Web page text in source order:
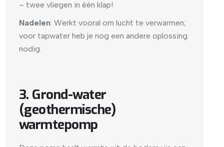
– twee vliegen in één klap!
Nadelen: Werkt vooral om lucht te verwarmen;
voor tapwater heb je nog een andere oplossing
nodig.
3. Grond-water
(geothermische)
warmtepomp